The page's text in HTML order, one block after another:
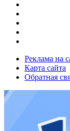
Реклама на
Карта сайта
Обратная